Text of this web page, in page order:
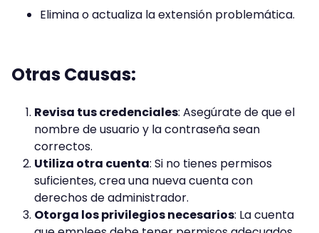
Elimina o actualiza la extensión problemática.
Otras Causas:
Revisa tus credenciales: Asegúrate de que el
nombre de usuario y la contraseña sean
correctos.
Utiliza otra cuenta: Si no tienes permisos
suficientes, crea una nueva cuenta con
derechos de administrador.
Otorga los privilegios necesarios: La cuenta